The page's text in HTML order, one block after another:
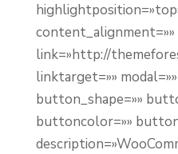
content_alignment=»»
link=»http://
linktarget=»»
button_shape=»»
buttoncolor=»»